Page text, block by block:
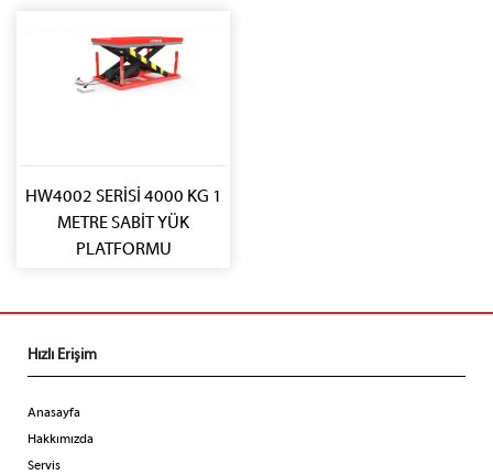
HW4002 SERİSİ 4000 KG 1
METRE SABİT YÜK
PLATFORMU
Hızlı Erişim
Anasayfa
Hakkımızda
Servis